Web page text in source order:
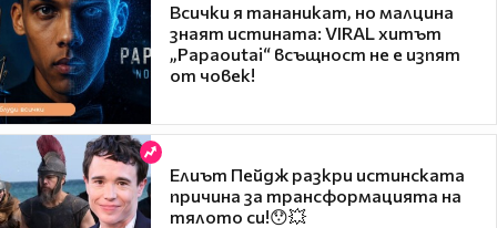
Всички я тананикат, но малцина
знаят истината: VIRAL хитът
„Papaoutai“ всъщност не е изпят
от човек!
Елиът Пейдж разкри истинската
причина за трансформацията на
тялото си!😯💥